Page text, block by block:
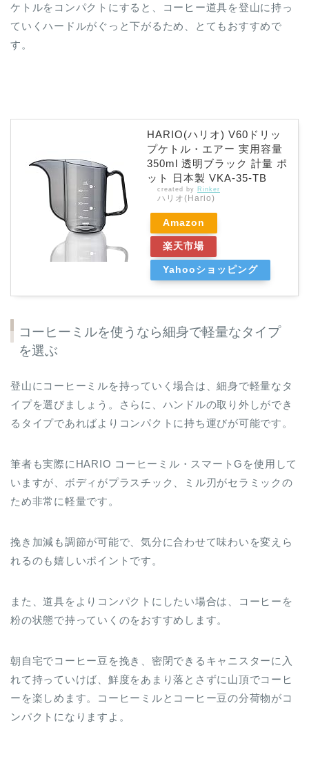
ケトルをコンパクトにすると、コーヒー道具を登山に持っ
ていくハードルがぐっと下がるため、とてもおすすめで
す。
HARIO(ハリオ) V60ドリッ
プケトル・エアー 実用容量
350ml 透明ブラック 計量 ポ
ット 日本製 VKA-35-TB
created by Rinker
ハリオ(Hario)
Amazon
楽天市場
Yahooショッピング
コーヒーミルを使うなら細身で軽量なタイプ
を選ぶ
登山にコーヒーミルを持っていく場合は、細身で軽量なタ
イプを選びましょう。さらに、ハンドルの取り外しができ
るタイプであればよりコンパクトに持ち運びが可能です。
筆者も実際にHARIO コーヒーミル・スマートGを使用して
いますが、ボディがプラスチック、ミル刃がセラミックの
ため非常に軽量です。
挽き加減も調節が可能で、気分に合わせて味わいを変えら
れるのも嬉しいポイントです。
また、道具をよりコンパクトにしたい場合は、コーヒーを
粉の状態で持っていくのをおすすめします。
朝自宅でコーヒー豆を挽き、密閉できるキャニスターに入
れて持っていけば、鮮度をあまり落とさずに山頂でコーヒ
ーを楽しめます。コーヒーミルとコーヒー豆の分荷物がコ
ンパクトになりますよ。